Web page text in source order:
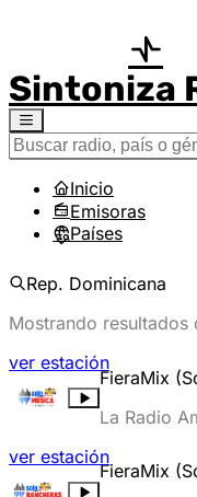
Sintoniza
Inicio
Emisoras
Países
Rep. Dominicana
Mostrando resultados
FieraMix
La Radio
ver estación
FieraMix
ver estación